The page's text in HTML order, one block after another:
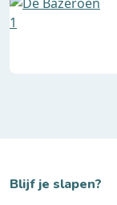
Blijf je slapen?